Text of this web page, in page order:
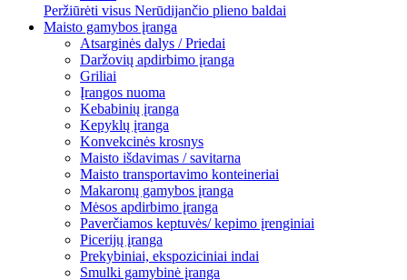
Peržiūrėti visus Nerūdijančio plieno baldai
Maisto gamybos įranga
Atsarginės dalys / Priedai
Daržovių apdirbimo įranga
Griliai
Įrangos nuoma
Kebabinių įranga
Kepyklų įranga
Konvekcinės krosnys
Maisto išdavimas / savitarna
Maisto transportavimo konteineriai
Makaronų gamybos įranga
Mėsos apdirbimo įranga
Paverčiamos keptuvės/ kepimo įrenginiai
Picerijų įranga
Prekybiniai, ekspoziciniai indai
Smulki gamybinė įranga